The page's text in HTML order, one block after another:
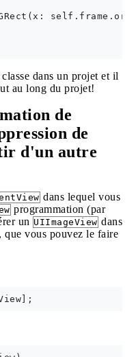
dans un projet et il
au long du projet!
de
de
d'un autre
dans lequel vous
programmation (par
un UIImageView dans
que vous pouvez le faire